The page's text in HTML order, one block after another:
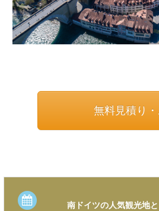
無料見積り
南ドイツの人気観光地